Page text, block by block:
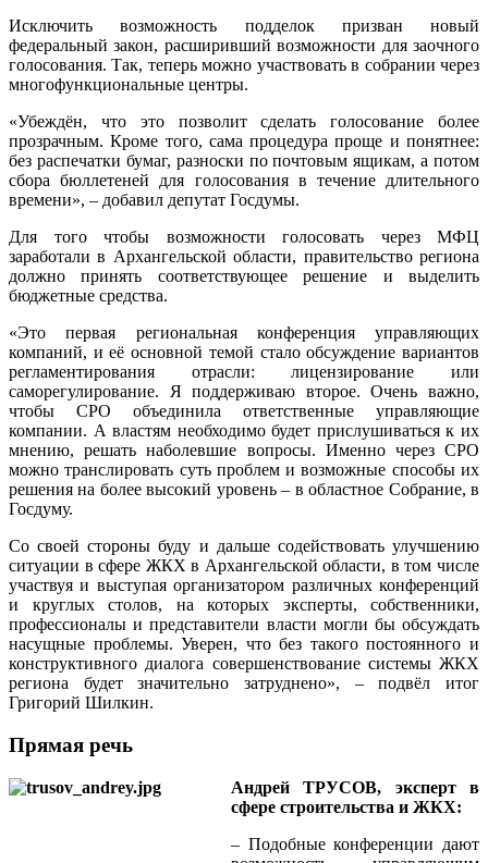
Исключить возможность подделок призван новый
федеральный закон, расширивший возможности для заочного
голосования. Так, теперь можно участвовать в собрании через
многофункциональные центры.
«Убеждён, что это позволит сделать голосование более
прозрачным. Кроме того, сама процедура проще и понятнее:
без распечатки бумаг, разноски по почтовым ящикам, а потом
сбора бюллетеней для голосования в течение длительного
времени», – добавил депутат Госдумы.
Для того чтобы возможности голосовать через МФЦ
заработали в Архангельской области, правительство региона
должно принять соответствующее решение и выделить
бюджетные средства.
«Это первая региональная конференция управляющих
компаний, и её основной темой стало обсуждение вариантов
регламентирования отрасли: лицензирование или
саморегулирование. Я поддерживаю второе. Очень важно,
чтобы СРО объединила ответственные управляющие
компании. А властям необходимо будет прислушиваться к их
мнению, решать наболевшие вопросы. Именно через СРО
можно транслировать суть проблем и возможные способы их
решения на более высокий уровень – в областное Собрание, в
Госдуму.
Со своей стороны буду и дальше содействовать улучшению
ситуации в сфере ЖКХ в Архангельской области, в том числе
участвуя и выступая организатором различных конференций
и круглых столов, на которых эксперты, собственники,
профессионалы и представители власти могли бы обсуждать
насущные проблемы. Уверен, что без такого постоянного и
конструктивного диалога совершенствование системы ЖКХ
региона будет значительно затруднено», – подвёл итог
Григорий Шилкин.
Прямая речь
Андрей ТРУСОВ, эксперт в
сфере строительства и ЖКХ:
– Подобные конференции дают